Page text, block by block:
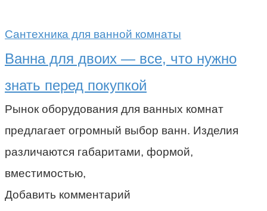
Сантехника для ванной комнаты
Ванна для двоих — все, что нужно
знать перед покупкой
Рынок оборудования для ванных комнат
предлагает огромный выбор ванн. Изделия
различаются габаритами, формой,
вместимостью,
Добавить комментарий